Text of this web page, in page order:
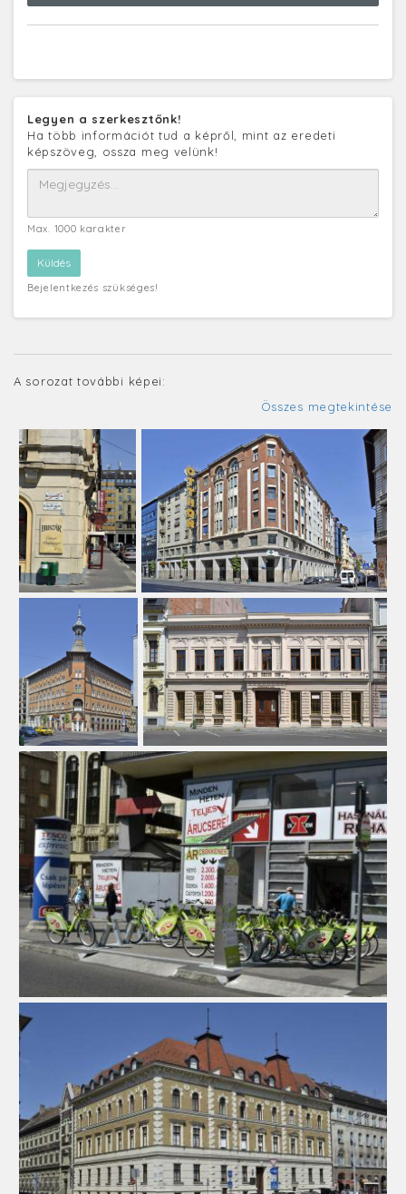
Legyen a szerkesztőnk!
Ha több információt tud a képről, mint az eredeti
képszöveg, ossza meg velünk!
Max. 1000 karakter
Bejelentkezés szükséges!
A sorozat további képei:
Összes megtekintése